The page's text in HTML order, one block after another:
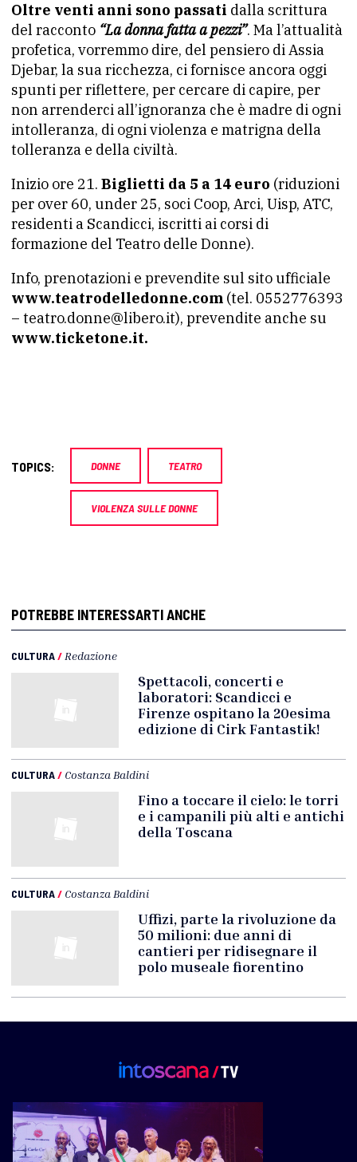
Oltre venti anni sono passati dalla scrittura
del racconto “La donna fatta a pezzi”. Ma l’attualità
profetica, vorremmo dire, del pensiero di Assia
Djebar, la sua ricchezza, ci fornisce ancora oggi
spunti per riflettere, per cercare di capire, per
non arrenderci all’ignoranza che è madre di ogni
intolleranza, di ogni violenza e matrigna della
tolleranza e della civiltà.
Inizio ore 21. Biglietti da 5 a 14 euro (riduzioni
per over 60, under 25, soci Coop, Arci, Uisp, ATC,
residenti a Scandicci, iscritti ai corsi di
formazione del Teatro delle Donne).
Info, prenotazioni e prevendite sul sito ufficiale
www.teatrodelledonne.com (tel. 0552776393
– teatro.donne@libero.it), prevendite anche su
www.ticketone.it.
TOPICS: DONNE TEATRO
VIOLENZA SULLE DONNE
POTREBBE INTERESSARTI ANCHE
CULTURA/ Redazione
Spettacoli, concerti e
laboratori: Scandicci e
Firenze ospitano la 20esima
edizione di Cirk Fantastik!
CULTURA/ Costanza Baldini
Fino a toccare il cielo: le torri
e i campanili più alti e antichi
della Toscana
CULTURA/ Costanza Baldini
Uffizi, parte la rivoluzione da
50 milioni: due anni di
cantieri per ridisegnare il
polo museale fiorentino